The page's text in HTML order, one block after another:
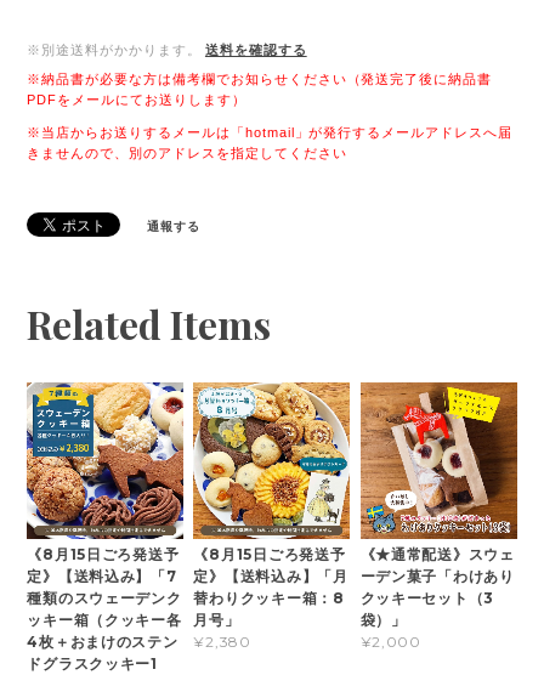
※別途送料がかかります。
送料を確認する
※納品書が必要な方は備考欄でお知らせください（発送完了後に納品書
PDFをメールにてお送りします）
※当店からお送りするメールは「hotmail」が発行するメールアドレスへ届
きませんので、別のアドレスを指定してください
通報する
Related Items
《8月15日ごろ発送予
定》【送料込み】「7
種類のスウェーデンク
ッキー箱（クッキー各
4枚＋おまけのステン
ドグラスクッキー1
《8月15日ごろ発送予
定》【送料込み】「月
替わりクッキー箱：8
月号」
¥2,380
《★通常配送》スウェ
ーデン菓子「わけあり
クッキーセット（3
袋）」
¥2,000